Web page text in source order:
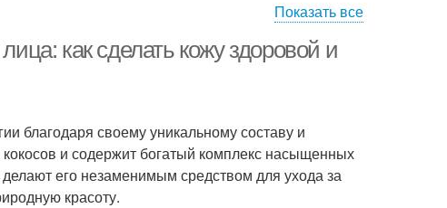
Показать все
как сделать кожу здоровой и
благодаря своему уникальному составу и
и содержит богатый комплекс насыщенных
его незаменимым средством для ухода за
красоту.